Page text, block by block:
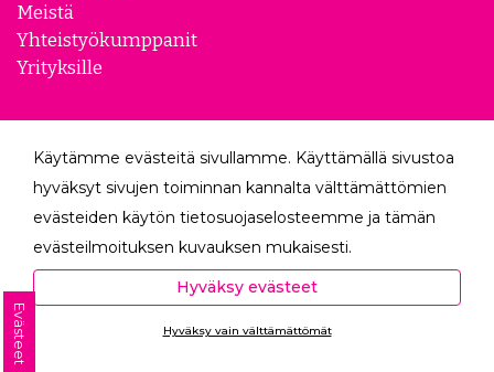
Meistä
Yhteistyökumppanit
Yrityksille
Yleiset ehdot
Evästeasetukset
Tietosuojaseloste
Peruutuslomake
Tilaa uutiskirjeemme!
Tilaamalla uutiskirjeemme saat uusimmat edut
Käytämme evästeitä sivullamme. Käyttämällä sivustoa
hyväksyt sivujen toiminnan kannalta välttämättömien
evästeiden käytön tietosuojaselosteemme ja tämän
evästeilmoituksen kuvauksen mukaisesti.
Hyväksyessäsi analytiikka- ja markkinointievästeet
autat meitä mittaamaan ja analysoimaan
verkkosivumme toimintaa ja käyttöä (Analytiikka ja
Hyväksy evästeet
Hyväksy vain välttämättömät
Evästeet